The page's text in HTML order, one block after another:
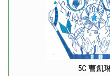
5C 曹凱